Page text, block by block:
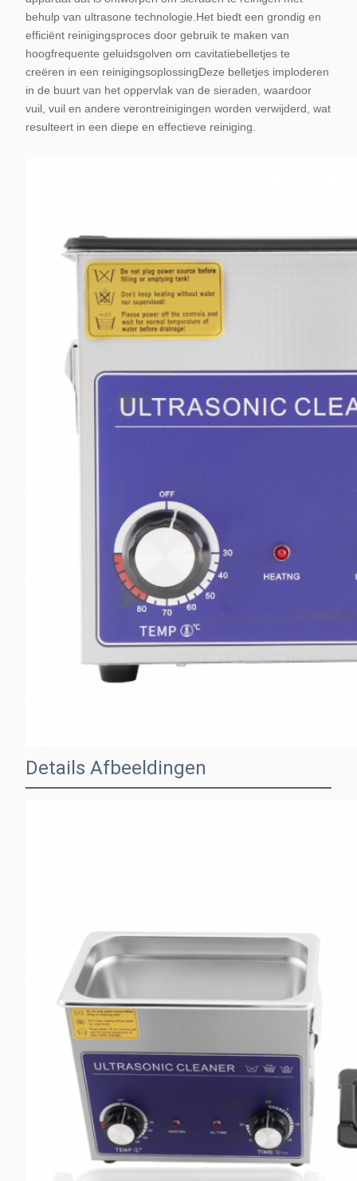
behulp van ultrasone technologie.Het biedt een grondig en
efficiënt reinigingsproces door gebruik te maken van
hoogfrequente geluidsgolven om cavitatiebelletjes te
creëren in een reinigingsoplossingDeze belletjes imploderen
in de buurt van het oppervlak van de sieraden, waardoor
vuil, vuil en andere verontreinigingen worden verwijderd, wat
resulteert in een diepe en effectieve reiniging.
Details Afbeeldingen